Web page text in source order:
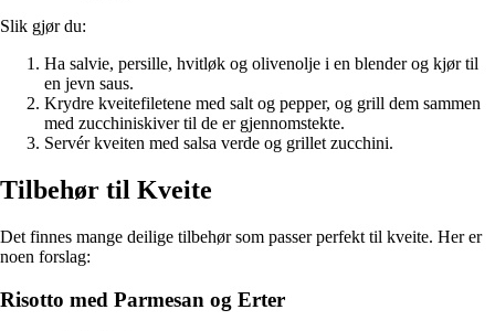
Slik gjør du:
Ha salvie, persille, hvitløk og olivenolje i en blender og kjør til
en jevn saus.
Krydre kveitefiletene med salt og pepper, og grill dem sammen
med zucchiniskiver til de er gjennomstekte.
Servér kveiten med salsa verde og grillet zucchini.
Tilbehør til Kveite
Det finnes mange deilige tilbehør som passer perfekt til kveite. Her er
noen forslag:
Risotto med Parmesan og Erter